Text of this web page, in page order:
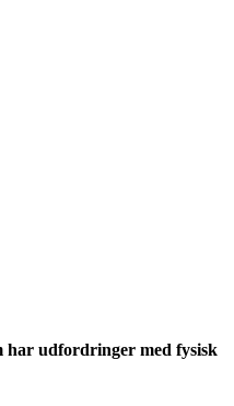
har udfordringer med fysisk